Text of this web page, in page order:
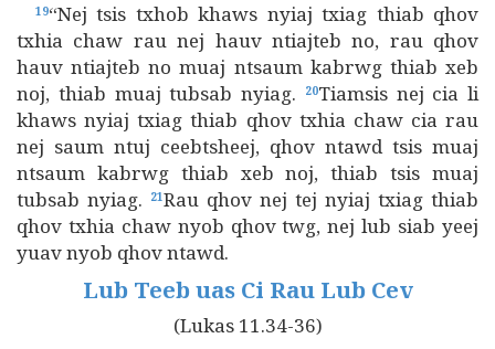
19“Nej tsis txhob khaws nyiaj txiag thiab qhov
txhia chaw rau nej hauv ntiajteb no, rau qhov
hauv ntiajteb no muaj ntsaum kabrwg thiab xeb
noj, thiab muaj tubsab nyiag.
20Tiamsis nej cia li
khaws nyiaj txiag thiab qhov txhia chaw cia rau
nej saum ntuj ceebtsheej, qhov ntawd tsis muaj
ntsaum kabrwg thiab xeb noj, thiab tsis muaj
tubsab nyiag.
21Rau qhov nej tej nyiaj txiag thiab
qhov txhia chaw nyob qhov twg, nej lub siab yeej
yuav nyob qhov ntawd.
Lub Teeb uas Ci Rau Lub Cev
(Lukas 11.34-36)